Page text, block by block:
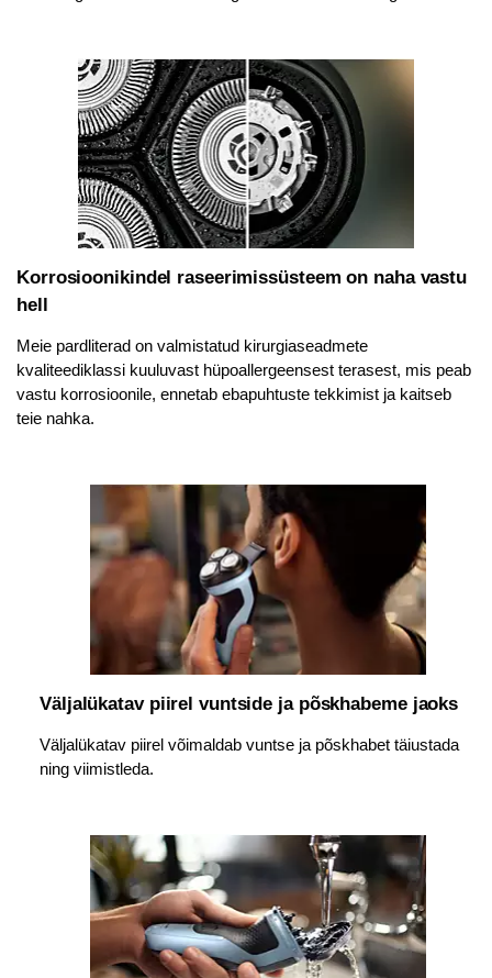
Korrosioonikindel raseerimissüsteem on naha vastu
hell
Meie pardliterad on valmistatud kirurgiaseadmete
kvaliteediklassi kuuluvast hüpoallergeensest terasest, mis peab
vastu korrosioonile, ennetab ebapuhtuste tekkimist ja kaitseb
teie nahka.
Väljalükatav piirel vuntside ja põskhabeme jaoks
Väljalükatav piirel võimaldab vuntse ja põskhabet täiustada
ning viimistleda.